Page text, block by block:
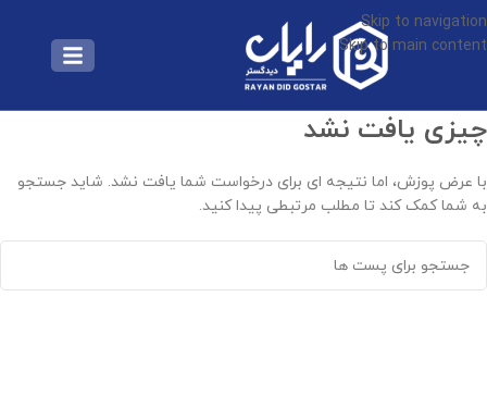
Skip to navigation
Skip to main content
چیزی یافت نشد
با عرض پوزش، اما نتیجه ای برای درخواست شما یافت نشد. شاید جستجو
به شما کمک کند تا مطلب مرتبطی پیدا کنید.